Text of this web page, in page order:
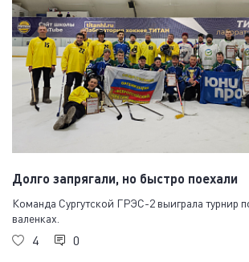
Долго запрягали, но быстро поехали
Команда Сургутской ГРЭС-2 выиграла турнир
валенках.
4 0